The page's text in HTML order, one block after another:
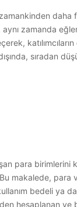
daha
zamanda
katılımcıların
sıradan
para birimlerini
makalede, para
bedeli ya
hesaplanan ve